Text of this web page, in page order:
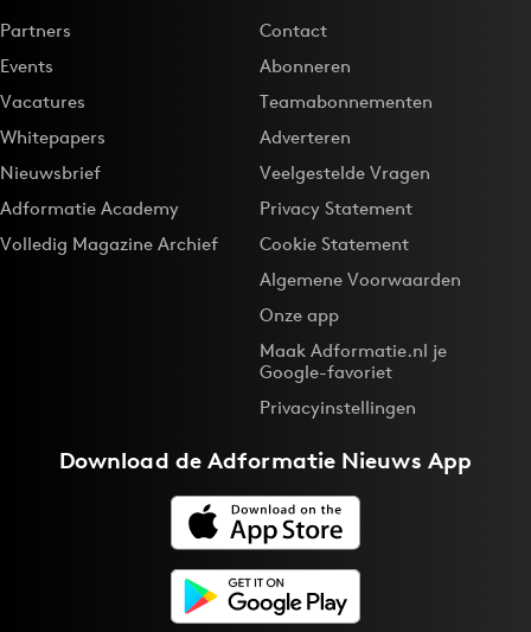
Partners
Events
Vacatures
Whitepapers
Nieuwsbrief
Adformatie Academy
Volledig Magazine Archief
Contact
Abonneren
Teamabonnementen
Adverteren
Veelgestelde Vragen
Privacy Statement
Cookie Statement
Algemene Voorwaarden
Onze app
Maak Adformatie.nl je
Google-favoriet
Privacyinstellingen
Download deAdformatie Nieuws App